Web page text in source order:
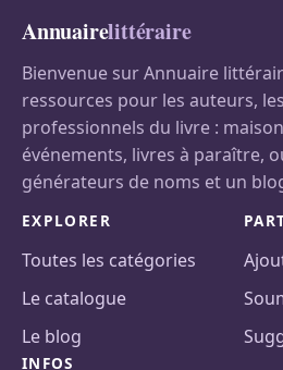
Annuairelittéraire
Bienvenue sur Annuaire
ressources pour les auteurs,
professionnels du livre :
événements, livres à paraître,
générateurs de noms et un
EXPLORER
Toutes les catégories
Le catalogue
Le blog
INFOS